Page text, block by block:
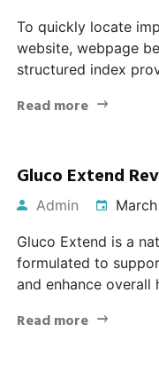
To quickly locate
website, webpage
structured index
Read more
Gluco Extend
Admin
Gluco Extend is a
formulated to
and enhance
Read more